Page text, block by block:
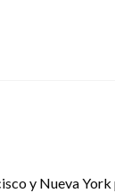
y Nueva